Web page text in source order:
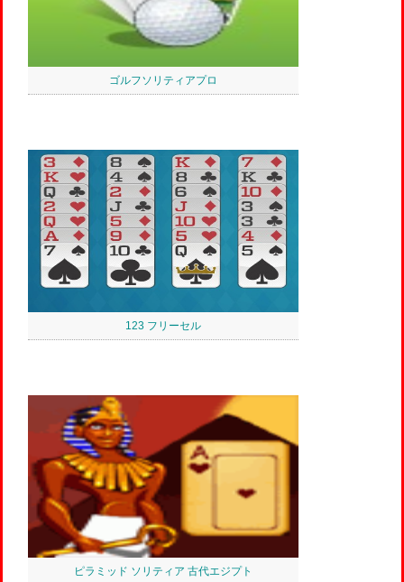
ゴルフソリティアプロ
123 フリーセル
ピラミッド ソリティア 古代エジプト